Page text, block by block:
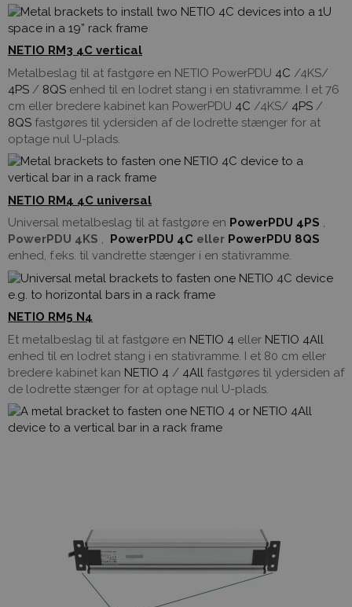
NETIO RM3 4C vertical
Metalbeslag til at fastgøre en NETIO PowerPDU 4C /4KS/
4PS / 8QS enhed til en lodret stang i en stativramme. I et 76
cm eller bredere kabinet kan PowerPDU 4C /4KS/ 4PS /
8QS fastgøres til ydersiden af ​​de lodrette stænger for at
optage nul U-plads.
NETIO RM4 4C universal
Universal metalbeslag til at fastgøre en PowerPDU 4PS ,
PowerPDU 4KS , PowerPDU 4C eller PowerPDU 8QS
enhed, f.eks. til vandrette stænger i en stativramme.
NETIO RM5 N4
Et metalbeslag til at fastgøre en NETIO 4 eller NETIO 4All
enhed til en lodret stang i en stativramme. I et 80 cm eller
bredere kabinet kan NETIO 4 / 4All fastgøres til ydersiden af
​​de lodrette stænger for at optage nul U-plads.